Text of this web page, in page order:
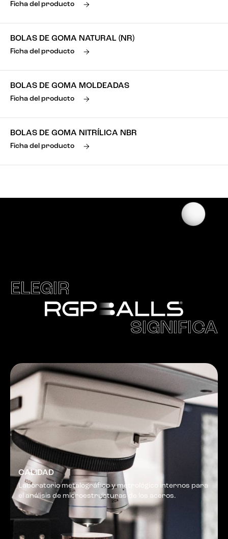
Ficha del producto
BOLAS DE GOMA NATURAL (NR)
Ficha del producto
BOLAS DE GOMA MOLDEADAS
Ficha del producto
BOLAS DE GOMA NITRÍLICA NBR
Ficha del producto
ELEGIR
SIGNIFICA
CALIDAD
Laboratorio metalográfico y metrológico internos para
el análisis de microestructuras de los aceros.